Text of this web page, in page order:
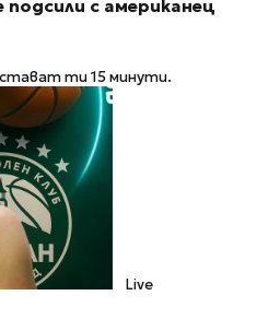
подсили с американец
ти 15 минути.
Live